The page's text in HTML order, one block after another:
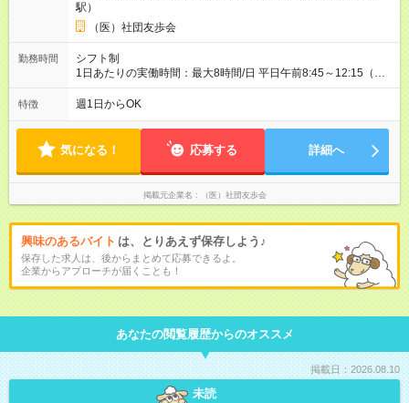
駅）
（医）社団友歩会
勤務時間
シフト制
1日あたりの実働時間：最大8時間/日 平日午前8:45～12:15（土
曜8:45～13:15）、平日午後13:45～18:15の勤務時間となり、シ
フト制です。
特徴 週1日からOK
気になる！ 応募する 詳細へ
掲載元企業名 （医）社団友歩会
興味のあるバイト は、とりあえず保存しよう♪
保存した求人は、後からまとめて応募できるよ。
企業からアプローチが届くことも！
あなたの閲覧履歴からのオススメ
掲載日：2026.08.10
未読